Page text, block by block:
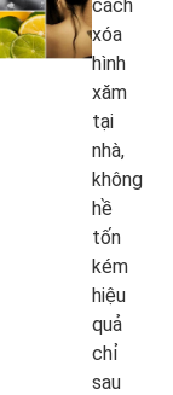
cách
xóa
hình
xăm
tại
nhà,
không
hề
tốn
kém
hiệu
quả
chỉ
sau